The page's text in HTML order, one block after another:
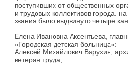
поступивших от общественных
и трудовых коллективов города,
звания было выдвинуто четыре
Елена Ивановна Аксентьева,
«Городская детская больница»;
Алексей Михайлович Варухин,
ветеран труда;